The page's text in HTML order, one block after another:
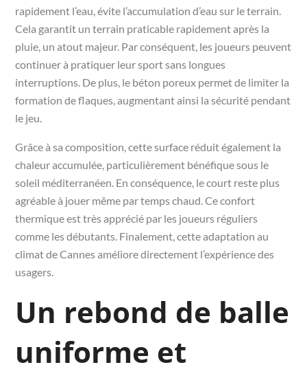
rapidement l’eau, évite l’accumulation d’eau sur le terrain.
Cela garantit un terrain praticable rapidement après la
pluie, un atout majeur. Par conséquent, les joueurs peuvent
continuer à pratiquer leur sport sans longues
interruptions. De plus, le béton poreux permet de limiter la
formation de flaques, augmentant ainsi la sécurité pendant
le jeu.
Grâce à sa composition, cette surface réduit également la
chaleur accumulée, particulièrement bénéfique sous le
soleil méditerranéen. En conséquence, le court reste plus
agréable à jouer même par temps chaud. Ce confort
thermique est très apprécié par les joueurs réguliers
comme les débutants. Finalement, cette adaptation au
climat de Cannes améliore directement l’expérience des
usagers.
Un rebond de balle
uniforme et